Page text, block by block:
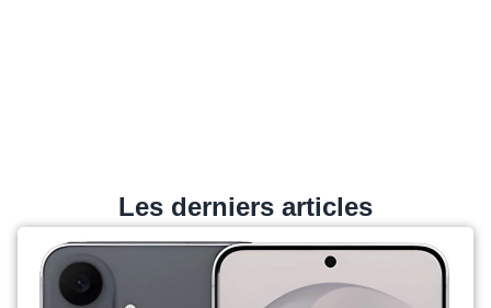
Les derniers articles